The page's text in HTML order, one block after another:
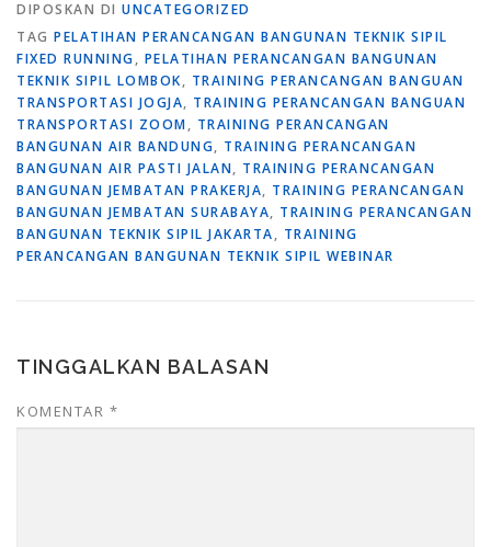
DIPOSKAN DI UNCATEGORIZED
TAG PELATIHAN PERANCANGAN BANGUNAN TEKNIK SIPIL
FIXED RUNNING, PELATIHAN PERANCANGAN BANGUNAN
TEKNIK SIPIL LOMBOK, TRAINING PERANCANGAN BANGUAN
TRANSPORTASI JOGJA, TRAINING PERANCANGAN BANGUAN
TRANSPORTASI ZOOM, TRAINING PERANCANGAN
BANGUNAN AIR BANDUNG, TRAINING PERANCANGAN
BANGUNAN AIR PASTI JALAN, TRAINING PERANCANGAN
BANGUNAN JEMBATAN PRAKERJA, TRAINING PERANCANGAN
BANGUNAN JEMBATAN SURABAYA, TRAINING PERANCANGAN
BANGUNAN TEKNIK SIPIL JAKARTA, TRAINING
PERANCANGAN BANGUNAN TEKNIK SIPIL WEBINAR
TINGGALKAN BALASAN
KOMENTAR *